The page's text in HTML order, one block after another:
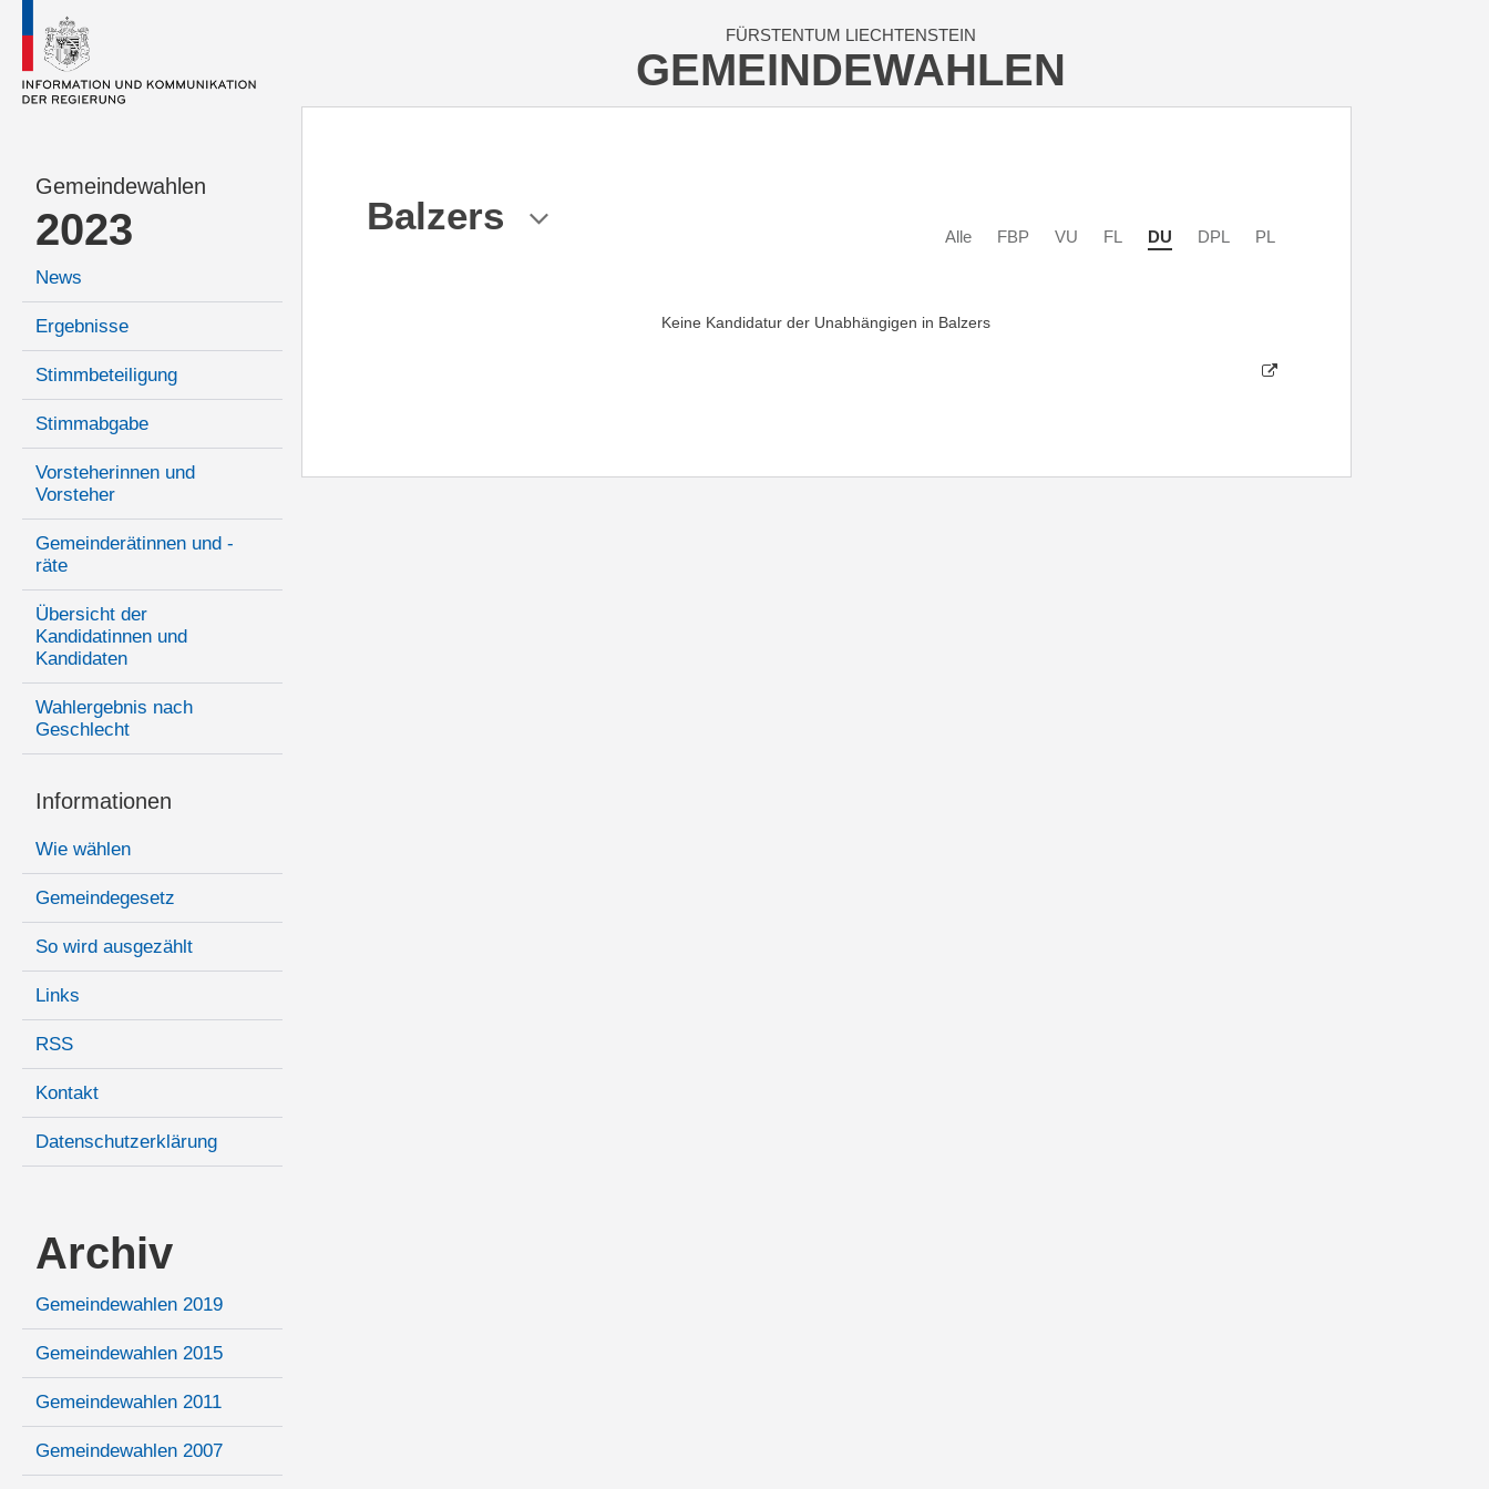
FÜRSTENTUM LIECHTENSTEIN
GEMEINDEWAHLEN
Gemeindewahlen
2023
News
Ergebnisse
Stimmbeteiligung
Stimmabgabe
Vorsteherinnen und
Vorsteher
Gemeinderätinnen und -
räte
Übersicht der
Kandidatinnen und
Kandidaten
Wahlergebnis nach
Geschlecht
Informationen
Wie wählen
Gemeindegesetz
So wird ausgezählt
Links
RSS
Kontakt
Datenschutzerklärung
Archiv
Gemeindewahlen 2019
Gemeindewahlen 2015
Gemeindewahlen 2011
Gemeindewahlen 2007
Balzers Alle FBP VU FL DU DPL PL
Keine Kandidatur der Unabhängigen in Balzers